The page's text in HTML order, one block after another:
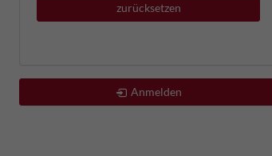
zurücksetzen
Anmelden